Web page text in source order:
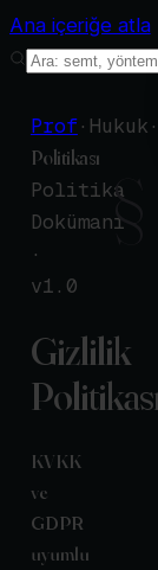
Ana içeriğe atla
Prof· Hukuk ·
Politikası
Politika
Dokümanı
·
v1.0
Gizlilik
KVKK
ve
GDPR
uyumlu
§